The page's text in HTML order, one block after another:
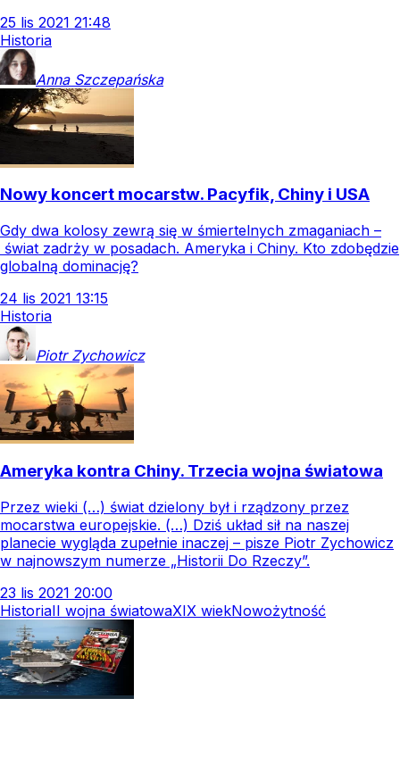
25 lis 2021 21:48
Historia
Anna Szczepańska
Nowy koncert mocarstw. Pacyfik, Chiny i USA
Gdy dwa kolosy zewrą się w śmiertelnych zmaganiach –
świat zadrży w posadach. Ameryka i Chiny. Kto zdobędzie
globalną dominację?
24 lis 2021 13:15
Historia
Piotr Zychowicz
Ameryka kontra Chiny. Trzecia wojna światowa
Przez wieki (…) świat dzielony był i rządzony przez
mocarstwa europejskie. (…) Dziś układ sił na naszej
planecie wygląda zupełnie inaczej – pisze Piotr Zychowicz
w najnowszym numerze „Historii Do Rzeczy”.
23 lis 2021 20:00
HistoriaII wojna światowaXIX wiekNowożytność